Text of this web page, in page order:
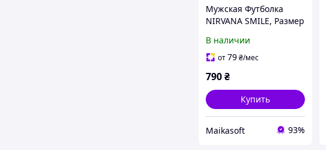
Мужская Футболка
NIRVANA SMILE, Размер
В наличии
от79₴/мес
790₴
Купить
Maikasoft 93%